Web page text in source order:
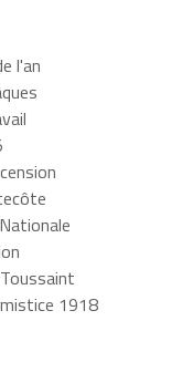
l'an
1918